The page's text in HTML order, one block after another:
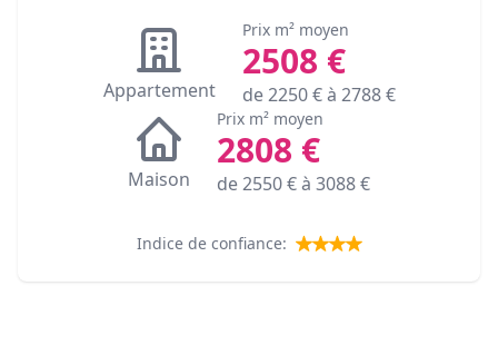
Appartement
Prix m² moyen
2508 €
de2250€ à 2788€
Maison
Prix m² moyen
2808 €
de2550€ à 3088€
Indice de confiance: